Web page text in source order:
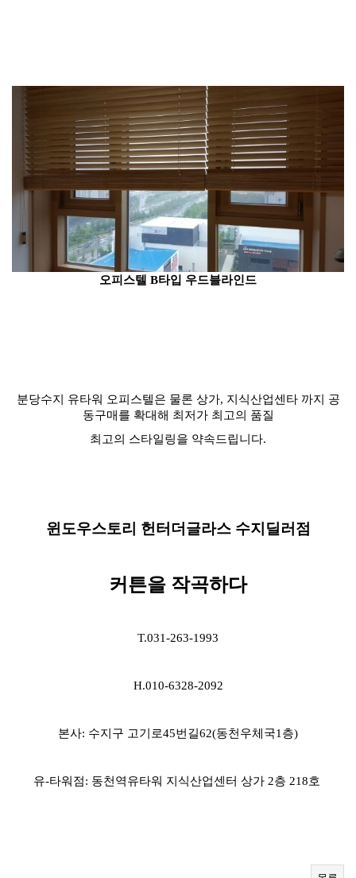
오피스텔 B타입 우드블라인드​
분당수지 유타워 오피스텔은 물론 상가, 지식산업센타 까지 공
동구매를 확대해 최저가 최고의 품질
최고의 스타일링을 약속드립니다.
윈도우스토리 헌터더글라스 수지딜러점
커튼을 작곡하다
T.031-263-1993
H.010-6328-2092
본사: 수지구 고기로45번길62(동천우체국1층)
유-타워점: 동천역유타워 지식산업센터 상가 2층 218호